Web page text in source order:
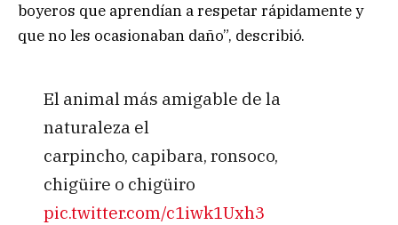
boyeros que aprendían a respetar rápidamente y
que no les ocasionaban daño”, describió.
El animal más amigable de la
naturaleza el
carpincho, capibara, ronsoco,
chigüire o chigüiro
pic.twitter.com/c1iwk1Uxh3